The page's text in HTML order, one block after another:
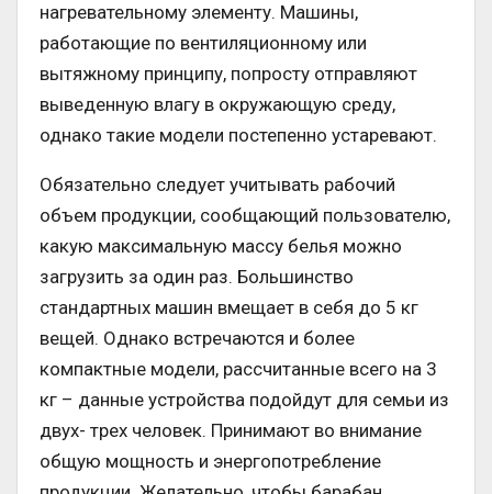
нагревательному элементу. Машины,
работающие по вентиляционному или
вытяжному принципу, попросту отправляют
выведенную влагу в окружающую среду,
однако такие модели постепенно устаревают.
Обязательно следует учитывать рабочий
объем продукции, сообщающий пользователю,
какую максимальную массу белья можно
загрузить за один раз. Большинство
стандартных машин вмещает в себя до 5 кг
вещей. Однако встречаются и более
компактные модели, рассчитанные всего на 3
кг – данные устройства подойдут для семьи из
двух- трех человек. Принимают во внимание
общую мощность и энергопотребление